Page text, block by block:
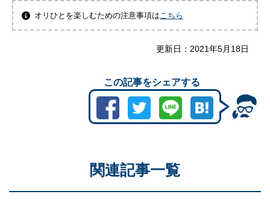
オリひとを楽しむための注意事項は こちら
更新日： 2021年5月18日
この記事をシェアする
関連記事一覧